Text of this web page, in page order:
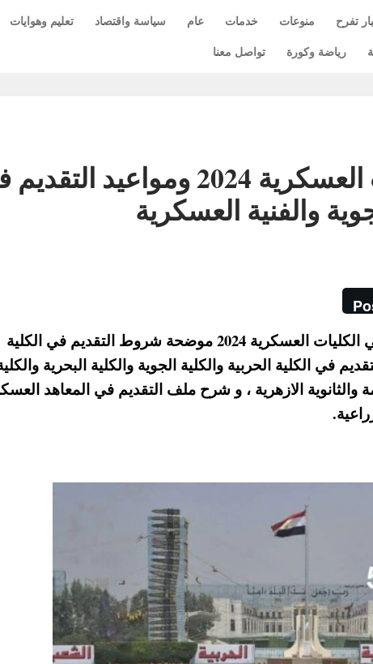
تفرح منوعات خدمات عام سياسة واقتصاد تعليم وهوايات
رياضة وكورة تواصل معنا
شروط التقديم في الكليات العسكرية 2024 ومواعيد
والفنية العسكرية
اعلنت وزارة الدفاع المصرية تفاصيل التقديم في الكليات العسكرية 2024 موضحة شروط التقديم في الكلية
التقديم في الكلية الحربية والكلية الجوية والكلية البحرية
لطلاب الثانوية العامة والثانوية الازهرية ، و شرح ملف التقديم في المعاهد